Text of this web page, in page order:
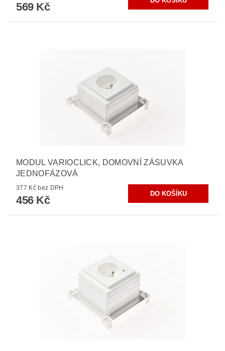
569 Kč
MODUL VARIOCLICK, DOMOVNÍ ZÁSUVKA
JEDNOFÁZOVÁ
377 Kč bez DPH
456 Kč